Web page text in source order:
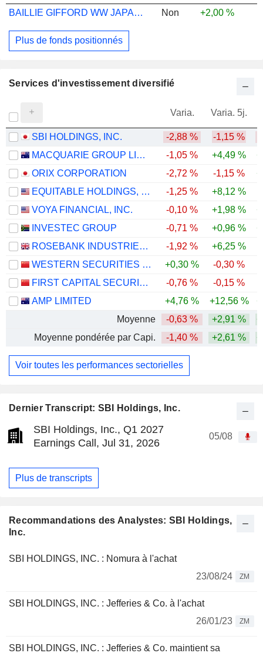
Dernier Transcript: SBI Holdings, Inc.
SBI Holdings, Inc., Q1 2027
Earnings Call, Jul 31, 2026
05/08
Plus de transcripts
Recommandations des Analystes: SBI Holdings,
Inc.
SBI HOLDINGS, INC. : Nomura à l'achat
23/08/24
ZM
SBI HOLDINGS, INC. : Jefferies & Co. à l'achat
26/01/23
ZM
SBI HOLDINGS, INC. : Jefferies & Co. maintient sa
BAILLIE GIFFORD WW JAPANESE B JPY ACC
Non +2,00 %
Plus de fonds positionnés
Services d'investissement diversifié
Varia. Varia. 5j.
SBI HOLDINGS, INC. -2,88 % -1,15 %
MACQUARIE GROUP LIMITED
-1,05 % +4,49 %
ORIX CORPORATION
-2,72 % -1,15 %
EQUITABLE HOLDINGS, INC.
-1,25 % +8,12 %
VOYA FINANCIAL, INC.
-0,10 % +1,98 %
INVESTEC GROUP
-0,71 % +0,96 %
ROSEBANK INDUSTRIES PLC
-1,92 % +6,25 %
WESTERN SECURITIES CO.,LTD.
+0,30 % -0,30 %
FIRST CAPITAL SECURITIES CO., LTD.
-0,76 % -0,15 %
AMP LIMITED
+4,76 % +12,56 %
Moyenne
-0,63 % +2,91 %
Moyenne pondérée par Capi.
-1,40 % +2,61 %
Voir toutes les performances sectorielles